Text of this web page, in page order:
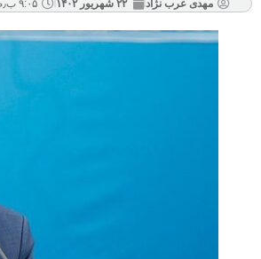
مهدی عرب نژاد ۲۲ شهریور ۱۴۰۲ ۹:۰۵ ب٫ظ